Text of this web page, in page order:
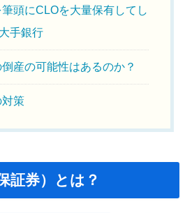
頭にCLOを大量保有してし
手銀行
産の可能性はあるのか？
対策
証券）とは？